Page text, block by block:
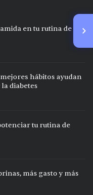
en tu rutina de
hábitos ayudan
diabetes
tu rutina de
más gasto y más